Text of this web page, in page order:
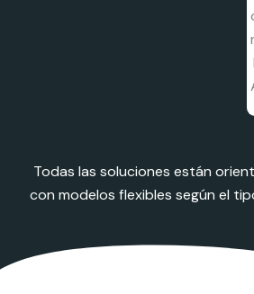
Todas las soluciones están
con modelos flexibles según el